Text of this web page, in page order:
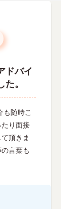
ドバイ
。
も随時こ
り面接
頂きま
言葉も